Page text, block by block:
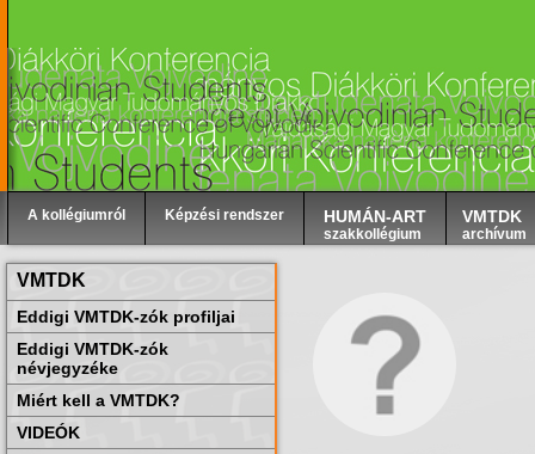
A kollégiumról Képzési rendszer HUMÁN-ART
szakkollégium
VMTDK
archívum
VMTDK
Eddigi VMTDK-zók profiljai
Eddigi VMTDK-zók
névjegyzéke
Miért kell a VMTDK?
VIDEÓK